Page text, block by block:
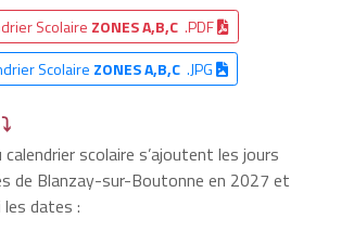
Scolaire ZONES A,B,C .PDF
Scolaire ZONES A,B,C.JPG
calendrier scolaire s’ajoutent les jours
de Blanzay-sur-Boutonne en 2027 et
dates :